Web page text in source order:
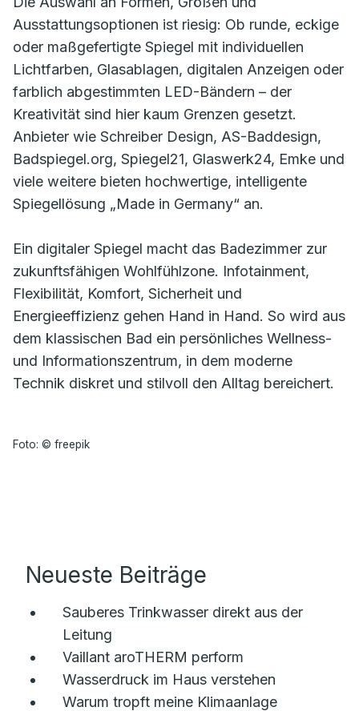
Ausstattungsoptionen ist riesig: Ob runde, eckige
oder maßgefertigte Spiegel mit individuellen
Lichtfarben, Glasablagen, digitalen Anzeigen oder
farblich abgestimmten LED-Bändern – der
Kreativität sind hier kaum Grenzen gesetzt.
Anbieter wie Schreiber Design, AS-Baddesign,
Badspiegel.org, Spiegel21, Glaswerk24, Emke und
viele weitere bieten hochwertige, intelligente
Spiegellösung „Made in Germany“ an.
Ein digitaler Spiegel macht das Badezimmer zur
zukunftsfähigen Wohlfühlzone. Infotainment,
Flexibilität, Komfort, Sicherheit und
Energieeffizienz gehen Hand in Hand. So wird aus
dem klassischen Bad ein persönliches Wellness-
und Informationszentrum, in dem moderne
Technik diskret und stilvoll den Alltag bereichert.
Foto: © freepik
Neueste Beiträge
Sauberes Trinkwasser direkt aus der
Leitung
Vaillant aroTHERM perform
Wasserdruck im Haus verstehen
Warum tropft meine Klimaanlage